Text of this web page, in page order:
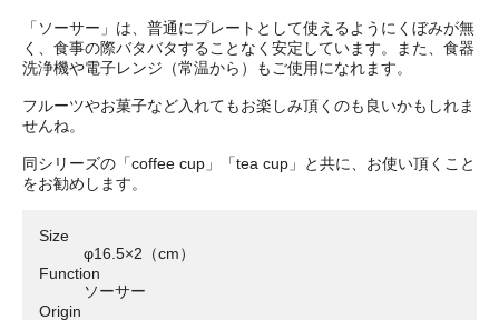
「ソーサー」は、普通にプレートとして使えるようにくぼみが無
く、食事の際バタバタすることなく安定しています。また、食器
洗浄機や電子レンジ（常温から）もご使用になれます。
フルーツやお菓子など入れてもお楽しみ頂くのも良いかもしれま
せんね。
同シリーズの「coffee cup」「tea cup」と共に、お使い頂くこと
をお勧めします。
Size
φ16.5×2（cm）
Function
ソーサー
Origin